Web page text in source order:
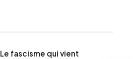
Le fascisme qui vient